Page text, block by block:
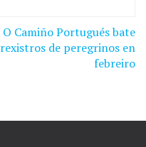
O Camiño Portugués bate
rexistros de peregrinos en
febreiro